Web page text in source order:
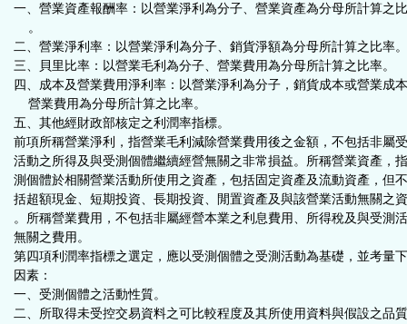
一、營業資產報酬率：以營業淨利為分子、營業資產為分母所計算之
。
二、營業淨利率：以營業淨利為分子、銷貨淨額為分母所計算之比率。
三、貝里比率：以營業毛利為分子、營業費用為分母所計算之比率。
四、成本及營業費用淨利率：以營業淨利為分子，銷貨成本或營業成
營業費用為分母所計算之比率。
五、其他經財政部核定之利潤率指標。
前項所稱營業淨利，指營業毛利減除營業費用後之金額，不包括非屬
活動之所得及與受測個體繼續經營無關之非常損益。所稱營業資產，
測個體於相關營業活動所使用之資產，包括固定資產及流動資產，但
括超額現金、短期投資、長期投資、閒置資產及與該營業活動無關之
。所稱營業費用，不包括非屬經營本業之利息費用、所得稅及與受測
無關之費用。
第四項利潤率指標之選定，應以受測個體之受測活動為基礎，並考量
因素：
一、受測個體之活動性質。
二、所取得未受控交易資料之可比較程度及其所使用資料與假設之品